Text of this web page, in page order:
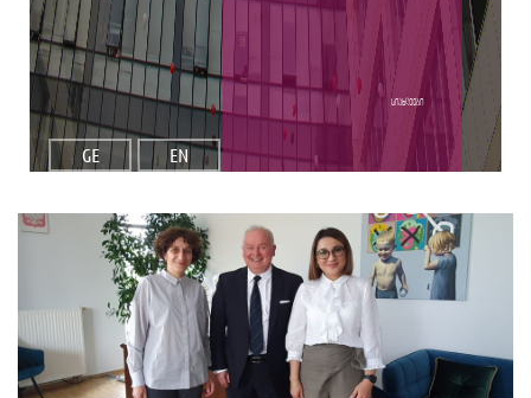
GE EN
სიახლეები
იხილეთ მეტი